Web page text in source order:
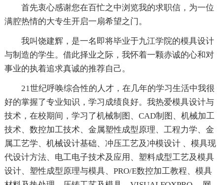
首先衷心感谢您在百忙之中浏览我的求职信，为一位
满腔热情的大专生开启一扇希望之门。
我叫饶建辉，是一名即将毕业于九江学院的模具设计
与制造的学生。借此择业之际，我怀着一颗赤诚的心和对
事业的执着追求真诚的推荐自己。
21世纪呼唤综合性的人才，在几年的学习生活中我很
好的掌握了专业知识，学习成绩良好。我热爱模具设计与
技术，在校期间，学习了机械制图、CAD制图、机械加工
技术、数控加工技术、金属塑性成型原理、工程力学、金
属工艺学、机械设计基础、冲压工艺及冲模设计 、模具现
代设计方法、电工电子技术及应用、塑料成型工艺及模具
设计、塑性成型原理与模具、PRO/E数控加工教程、模具